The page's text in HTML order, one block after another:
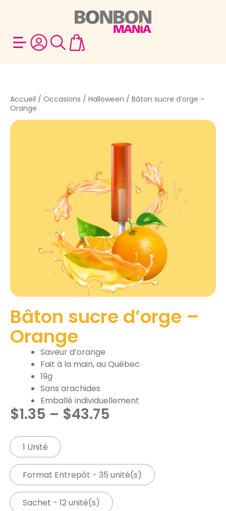
Accueil / Occasions / Halloween / Bâton sucre d’orge –
Orange
Bâton sucre d’orge –
Orange
Saveur d’orange
Fait à la main, au Québec
19g
Sans arachides
Emballé individuellement
$1.35 – $43.75
1 Unité
Format Entrepôt - 35 unité(s)
Sachet - 12 unité(s)